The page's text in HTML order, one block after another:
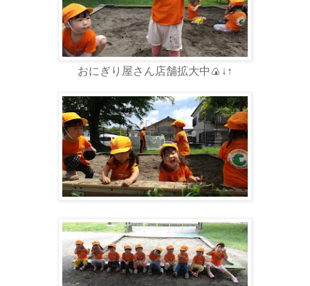
おにぎり屋さん店舗拡大中🍙↓↑